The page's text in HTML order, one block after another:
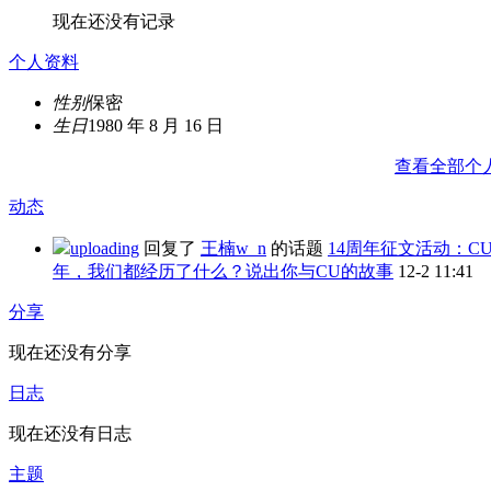
现在还没有记录
个人资料
性别保密
生日1980 年 8 月 16 日
查看全部个
动态
uploading 回复了 王楠w_n 的话题 14周年征文活动：
年，我们都经历了什么？说出你与CU的故事 12-2 11:41
分享
现在还没有分享
日志
现在还没有日志
主题